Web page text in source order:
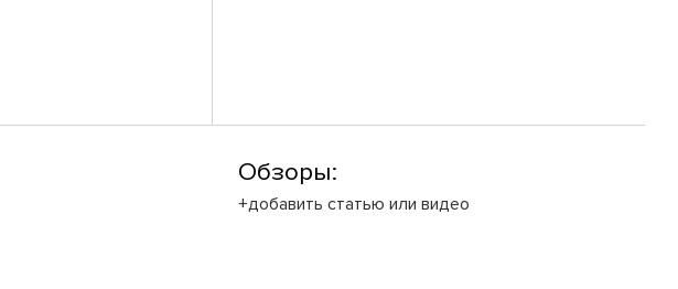
Обзоры:
+добавить статью или видео